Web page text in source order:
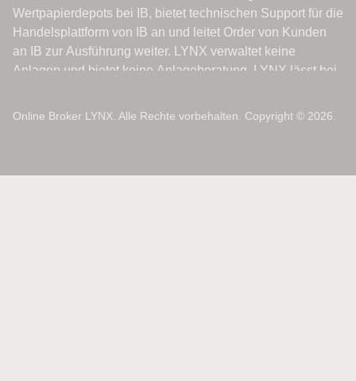
Online Broker LYNX. Alle Rechte vorbehalten. Copyright © 2026.